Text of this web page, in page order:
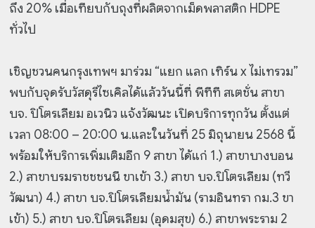
ถึง 20% เมื่อเทียบกับถุงที่ผลิตจากเม็ดพลาสติก HDPE
ทั่วไป
เชิญชวนคนกรุงเทพฯ มาร่วม “แยก แลก เทิร์น x ไม่เทรวม”
พบกับจุดรับวัสดุรีไซเคิลได้แล้ววันนี้ที่ พีทีที สเตชั่น สาขา
บจ. ปิโตรเลียม อเวนิว แจ้งวัฒนะ เปิดบริการทุกวัน ตั้งแต่
เวลา 08:00 – 20:00 น.และในวันที่ 25 มิถุนายน 2568 นี้
พร้อมให้บริการเพิ่มเติมอีก 9 สาขา ได้แก่ 1.) สาขาบางบอน
2.) สาขาบรมราชชชนนี ขาเข้า 3.) สาขา บจ.ปิโตรเลียม (ทวี
วัฒนา) 4.) สาขา บจ.ปิโตรเลียมน้ำมัน (รามอินทรา กม.3 ขา
เข้า) 5.) สาขา บจ.ปิโตรเลียม (อุดมสุข) 6.) สาขาพระราม 2